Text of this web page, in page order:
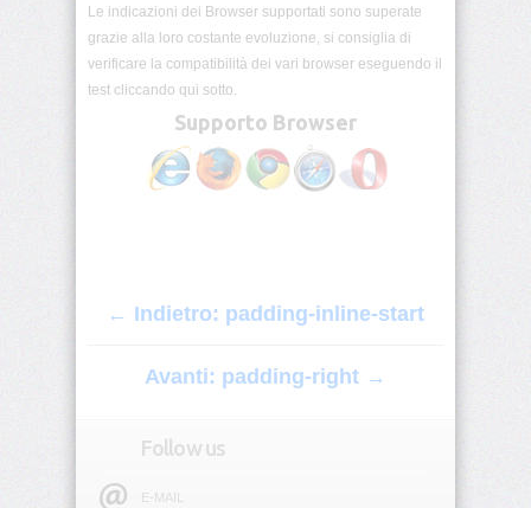
background-
position
background-
repeat
background-
Le indicazioni dei Browser supportati sono superate
grazie alla loro costante evoluzione, si consiglia di
verificare la compatibilità dei vari browser eseguendo il
test cliccando qui sotto.
Supporto Browser
← Indietro: padding-inline-start
Avanti: padding-right →
Follow us
E-MAIL